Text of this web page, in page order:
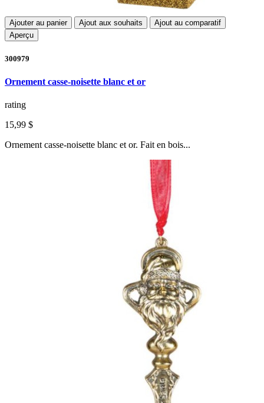
Ajouter au panier Ajout aux souhaits
Ajout au comparatif
Aperçu
300979
Ornement casse-noisette blanc et or
rating
15,99 $
Ornement casse-noisette blanc et or. Fait en bois...